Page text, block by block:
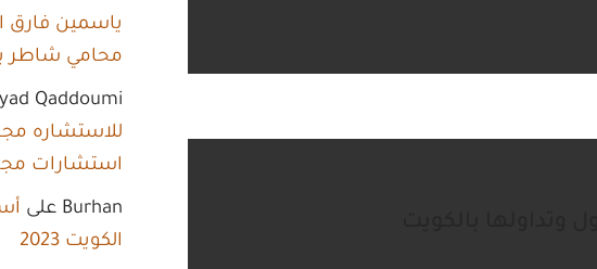
ياسمين فارق
محامي شاطر
Qaddoumi
للاستشاره
استشارات
Burhan على
الكويت 2023